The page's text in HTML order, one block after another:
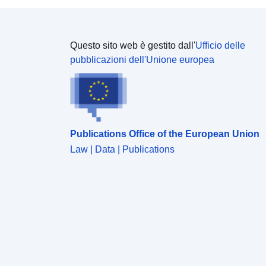
Questo sito web è gestito dall'Ufficio delle
pubblicazioni dell'Unione europea
Publications Office of the European Union
Law | Data | Publications